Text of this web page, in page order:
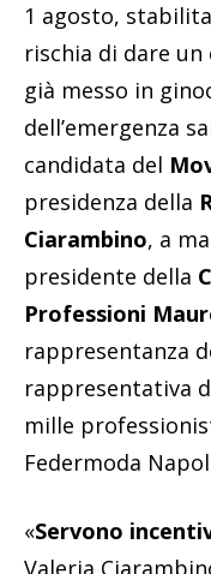
1 agosto,
rischia di dare
già messo in
dell’emergenza
candidata del
presidenza della
Ciarambino, a
presidente della
Professioni
rappresentanza
rappresentativa
mille
Federmoda
«Servono
Valeria